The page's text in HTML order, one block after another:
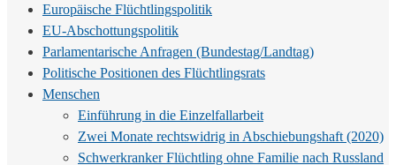
Europäische Flüchtlingspolitik
EU-Abschottungspolitik
Parlamentarische Anfragen (Bundestag/Landtag)
Politische Positionen des Flüchtlingsrats
Menschen
Einführung in die Einzelfallarbeit
Zwei Monate rechtswidrig in Abschiebungshaft (2020)
Schwerkranker Flüchtling ohne Familie nach Russland